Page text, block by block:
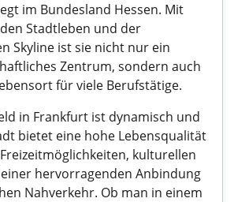
im Bundesland Hessen. Mit
Stadtleben und der
Skyline ist sie nicht nur ein
Zentrum, sondern auch
für viele Berufstätige.
in Frankfurt ist dynamisch und
bietet eine hohe Lebensqualität
kulturellen
hervorragenden Anbindung
Nahverkehr. Ob man in einem